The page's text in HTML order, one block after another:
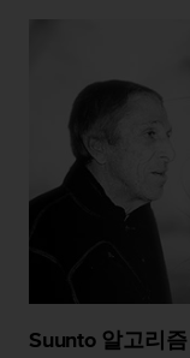
Suunto 알고리즘